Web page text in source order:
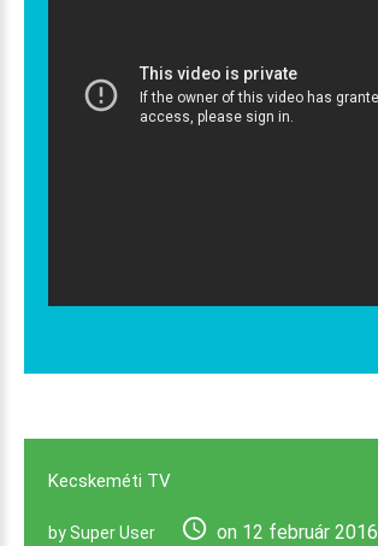
Kecskeméti TV
by Super User on 12 február 2016